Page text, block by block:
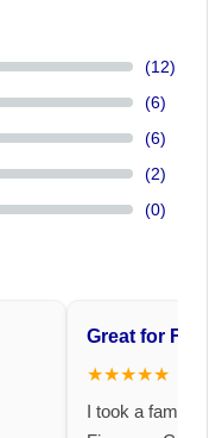
(12)
(6)
(6)
(2)
(0)
Great for
★★★★★
I took a family